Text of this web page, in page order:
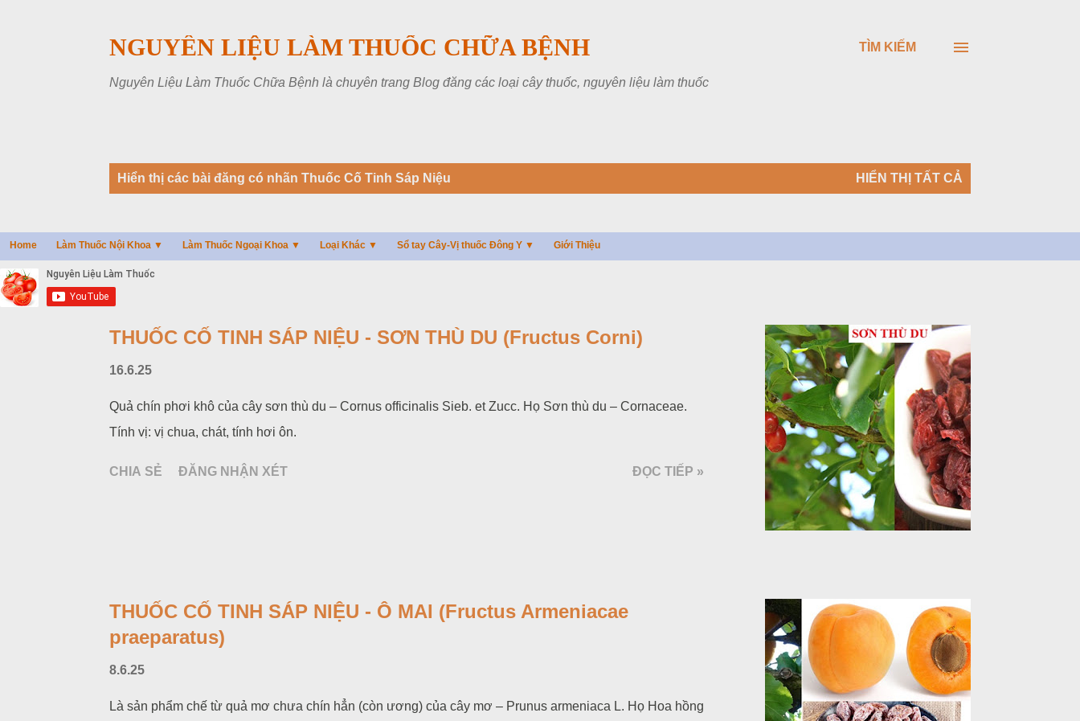
NGUYÊN LIỆU LÀM THUỐC CHỮA BỆNH
Nguyên Liệu Làm Thuốc Chữa Bệnh là chuyên trang Blog đăng các loại cây thuốc, nguyên liệu làm thuốc
TÌM KIẾM
đ
ă
n
g
Hiển thị các bài đăng có nhãn Thuốc Cố Tinh Sáp Niệu HIỂN THỊ TẤT CẢ
Home Làm Thuốc Nội Khoa ▼ Làm Thuốc Ngoại Khoa ▼ Loại Khác ▼ Sổ tay Cây-Vị thuốc Đông Y ▼ Giới Thiệu
THUỐC CỐ TINH SÁP NIỆU - SƠN THÙ DU (Fructus Corni)
16.6.25
Quả chín phơi khô của cây sơn thù du – Cornus officinalis Sieb. et Zucc. Họ Sơn thù du – Cornaceae.
Tính vị: vị chua, chát, tính hơi ôn.
CHIA SẺ ĐĂNG NHẬN XÉT ĐỌC TIẾP »
THUỐC CỐ TINH SÁP NIỆU - Ô MAI (Fructus Armeniacae
praeparatus)
8.6.25
Là sản phẩm chế từ quả mơ chưa chín hẳn (còn ương) của cây mơ – Prunus armeniaca L. Họ Hoa hồng